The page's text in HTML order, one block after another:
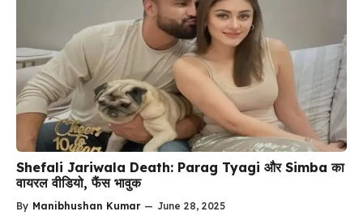
Shefali Jariwala Death: Parag Tyagi और Simba का
वायरल वीडियो, फैंस भावुक
By Manibhushan Kumar — June 28, 2025